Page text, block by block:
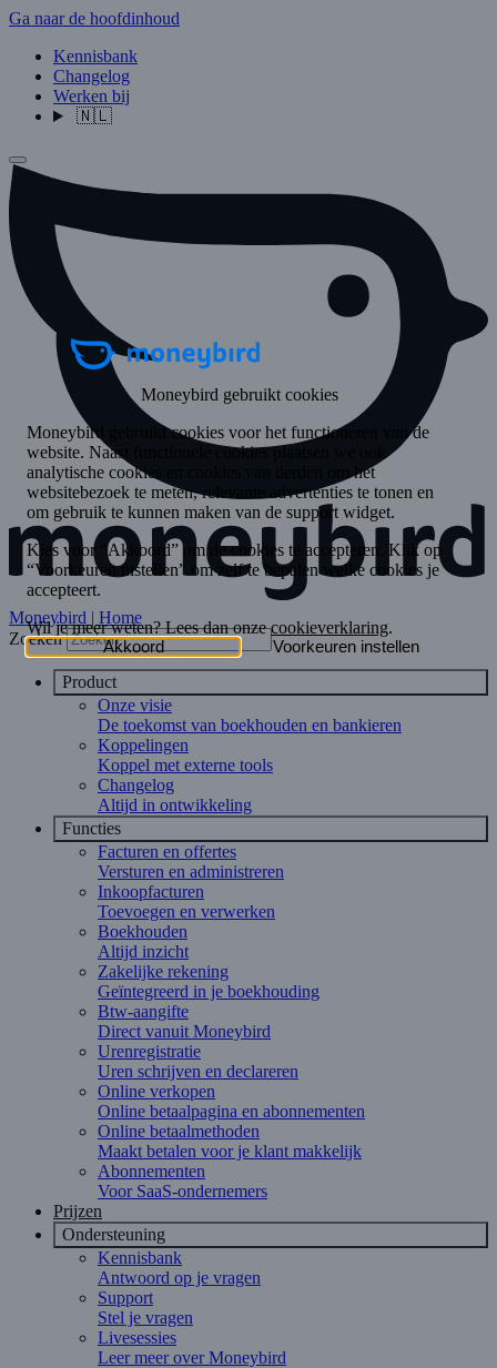
Ga naar de hoofdinhoud
Kennisbank
Changelog
Werken bij
🇳🇱
Moneybird | Home
Zoeken
Product
Onze visie
De toekomst van boekhouden en bankieren
Koppelingen
Koppel met externe tools
Changelog
Altijd in ontwikkeling
Functies
Facturen en offertes
Versturen en administreren
Inkoopfacturen
Toevoegen en verwerken
Boekhouden
Altijd inzicht
Zakelijke rekening
Geïntegreerd in je boekhouding
Btw-aangifte
Direct vanuit Moneybird
Urenregistratie
Uren schrijven en declareren
Online verkopen
Online betaalpagina en abonnementen
Online betaalmethoden
Maakt betalen voor je klant makkelijk
Abonnementen
Voor SaaS-ondernemers
Prijzen
Ondersteuning
Kennisbank
Antwoord op je vragen
Support
Stel je vragen
Livesessies
Leer meer over Moneybird